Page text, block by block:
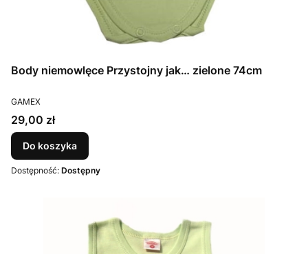
Body niemowlęce Przystojny jak… zielone 74cm
PRODUCENT
GAMEX
Cena
29,00 zł
Do koszyka
Dostępność: Dostępny